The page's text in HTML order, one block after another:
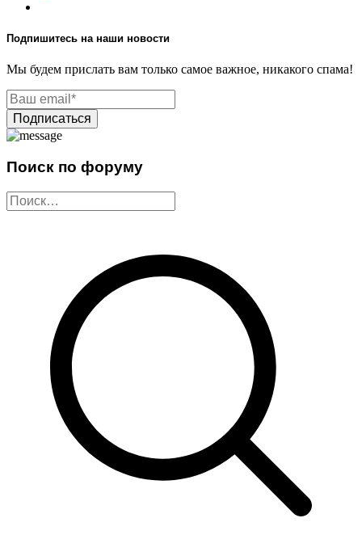
Подпишитесь на наши новости
Мы будем прислать вам только самое важное, никакого спама!
Поиск по форуму